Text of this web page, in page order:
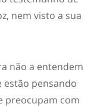
nem visto a sua
não a entendem
pensando
preocupam com